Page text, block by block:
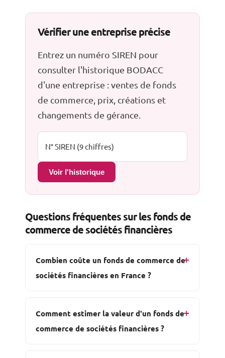
Vérifier une entreprise précise
Entrez un numéro SIREN pour
consulter l'historique BODACC
d'une entreprise : ventes de fonds
de commerce, prix, créations et
changements de gérance.
Voir l'historique
Questions fréquentes sur les fonds de
commerce de sociétés financières
Combien coûte un fonds de commerce de
sociétés financières en France ?
Comment estimer la valeur d'un fonds de
commerce de sociétés financières ?